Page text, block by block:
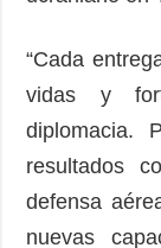
“Cada
vidas y
diplomacia.
resultados
defensa
nuevas